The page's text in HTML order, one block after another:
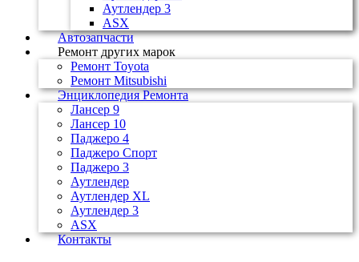
Аутлендер 3
ASX
Автозапчасти
Ремонт других марок
Ремонт Toyota
Ремонт Mitsubishi
Энциклопедия Ремонта
Лансер 9
Лансер 10
Паджеро 4
Паджеро Спорт
Паджеро 3
Аутлендер
Аутлендер ХL
Аутлендер 3
ASX
Контакты